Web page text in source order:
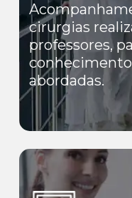
cirurgias
professores,
abordadas.